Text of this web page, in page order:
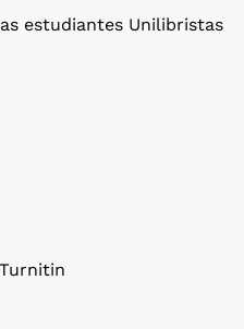
estudiantes Unilibristas